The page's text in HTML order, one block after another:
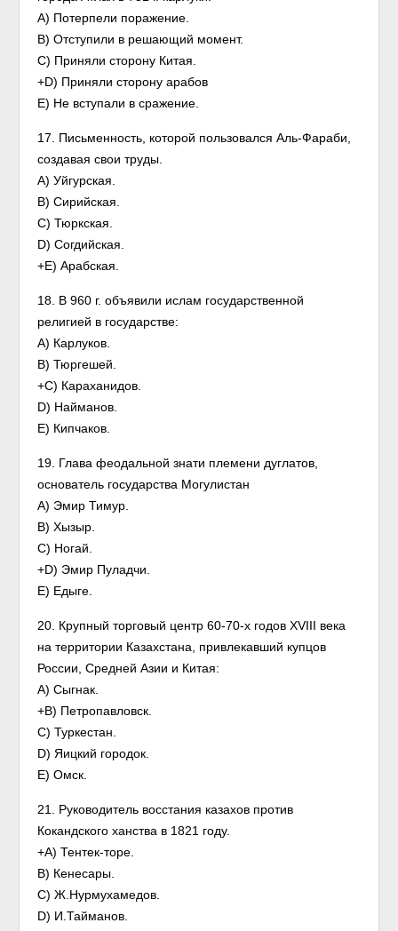
A) Потерпели поражение.
B) Отступили в решающий момент.
C) Приняли сторону Китая.
+D) Приняли сторону арабов
E) Не вступали в сражение.
17. Письменность, которой пользовался Аль-Фараби,
создавая свои труды.
A) Уйгурская.
B) Сирийская.
C) Тюркская.
D) Согдийская.
+E) Арабская.
18. В 960 г. объявили ислам государственной
религией в государстве:
A) Карлуков.
B) Тюргешей.
+C) Караханидов.
D) Найманов.
E) Кипчаков.
19. Глава феодальной знати племени дуглатов,
основатель государства Могулистан
A) Эмир Тимур.
B) Хызыр.
C) Ногай.
+D) Эмир Пуладчи.
E) Едыге.
20. Крупный торговый центр 60-70-х годов XVIII века
на территории Казахстана, привлекавший купцов
России, Средней Азии и Китая:
A) Сыгнак.
+B) Петропавловск.
C) Туркестан.
D) Яицкий городок.
E) Омск.
21. Руководитель восстания казахов против
Кокандского ханства в 1821 году.
+A) Тентек-торе.
B) Кенесары.
C) Ж.Нурмухамедов.
D) И.Тайманов.